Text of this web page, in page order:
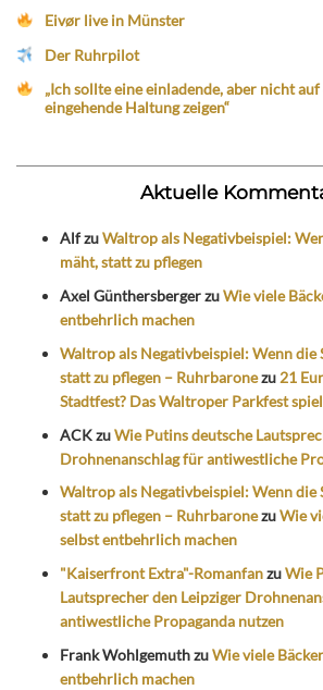
Eivør live in Münster
Der Ruhrpilot
„Ich sollte eine einladende, aber nicht
eingehende Haltung zeigen“
Aktuelle
AlfzuWaltrop als Negativbeispiel:
mäht, statt zu pflegen
Axel GünthersbergerzuWie viele
entbehrlich machen
Waltrop als Negativbeispiel: Wenn die
statt zu pflegen – Ruhrbaronezu 21
Stadtfest? Das Waltroper Parkfest
ACKzuWie Putins deutsche
Drohnenanschlag für antiwestliche
Waltrop als Negativbeispiel: Wenn die
statt zu pflegen – RuhrbaronezuWie
selbst entbehrlich machen
"Kaiserfront Extra"-RomanfanzuWie
Lautsprecher den Leipziger
antiwestliche Propaganda nutzen
Frank WohlgemuthzuWie viele
entbehrlich machen